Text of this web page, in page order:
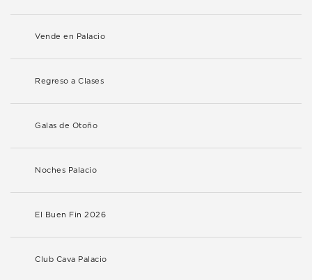
Vende en Palacio
Regreso a Clases
Galas de Otoño
Noches Palacio
El Buen Fin 2026
Club Cava Palacio